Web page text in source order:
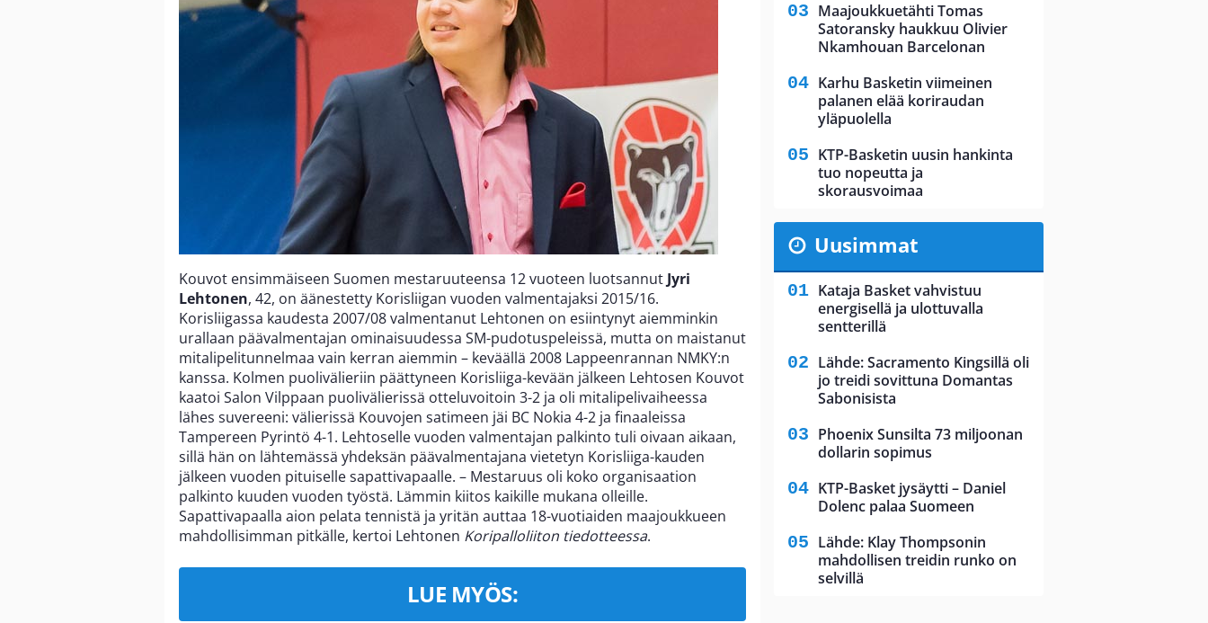
Kouvot ensimmäiseen Suomen mestaruuteensa 12 vuoteen luotsannut Jyri
Lehtonen, 42, on äänestetty Korisliigan vuoden valmentajaksi 2015/16.
Korisliigassa kaudesta 2007/08 valmentanut Lehtonen on esiintynyt aiemminkin
urallaan päävalmentajan ominaisuudessa SM-pudotuspeleissä, mutta on maistanut
mitalipelitunnelmaa vain kerran aiemmin – keväällä 2008 Lappeenrannan NMKY:n
kanssa. Kolmen puolivälieriin päättyneen Korisliiga-kevään jälkeen Lehtosen Kouvot
kaatoi Salon Vilppaan puolivälierissä otteluvoitoin 3-2 ja oli mitalipelivaiheessa
lähes suvereeni: välierissä Kouvojen satimeen jäi BC Nokia 4-2 ja finaaleissa
Tampereen Pyrintö 4-1. Lehtoselle vuoden valmentajan palkinto tuli oivaan aikaan,
sillä hän on lähtemässä yhdeksän päävalmentajana vietetyn Korisliiga-kauden
jälkeen vuoden pituiselle sapattivapaalle. – Mestaruus oli koko organisaation
palkinto kuuden vuoden työstä. Lämmin kiitos kaikille mukana olleille.
Sapattivapaalla aion pelata tennistä ja yritän auttaa 18-vuotiaiden maajoukkueen
mahdollisimman pitkälle, kertoi Lehtonen Koripalloliiton tiedotteessa.
LUE MYÖS:
Maajoukkuetähti Tomas
Satoransky haukkuu Olivier
Nkamhouan Barcelonan
Karhu Basketin viimeinen
palanen elää koriraudan
yläpuolella
KTP-Basketin uusin hankinta
tuo nopeutta ja
skorausvoimaa
Uusimmat
Kataja Basket vahvistuu
energisellä ja ulottuvalla
sentterillä
Lähde: Sacramento Kingsillä oli
jo treidi sovittuna Domantas
Sabonisista
Phoenix Sunsilta 73 miljoonan
dollarin sopimus
KTP-Basket jysäytti – Daniel
Dolenc palaa Suomeen
Lähde: Klay Thompsonin
mahdollisen treidin runko on
selvillä